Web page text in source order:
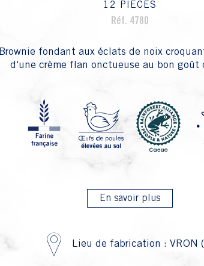
12 PIÈCES
Réf. 4780
Brownie fondant aux éclats de noix
d'une crème flan onctueuse au bon goût
P4
En savoir plus
Lieu de fabrication : VRON